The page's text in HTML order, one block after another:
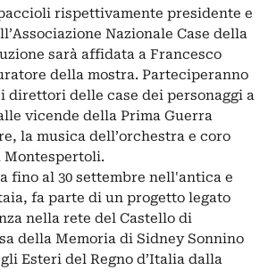
rispettivamente presidente e
Nazionale Case della
sarà affidata a Francesco
della mostra. Parteciperanno
direttori delle case dei personaggi a
vicende della Prima Guerra
la musica dell’orchestra e coro
Montespertoli.
fino al 30 settembre nell'antica e
fa parte di un progetto legato
nella rete del Castello di
della Memoria di Sidney Sonnino
Esteri del Regno d’Italia dalla